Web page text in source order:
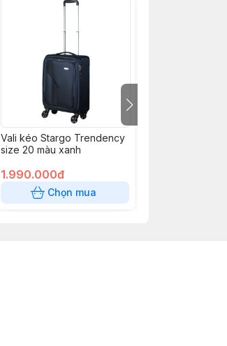
Vali kéo Stargo Trendency
size 20 màu xanh
1.990.000đ
Chọn mua